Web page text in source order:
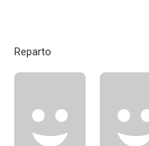
Reparto